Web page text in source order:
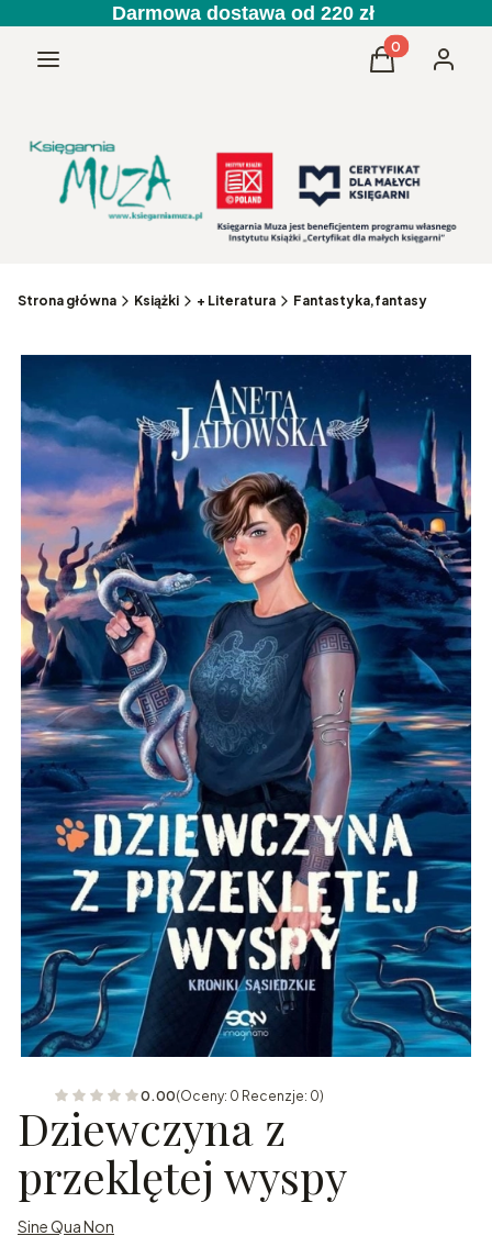
Darmowa dostawa od 220 zł
Menu Produkty w
Koszyk
Strona główna Książki + Literatura Fantastyka,fantasy
0.00(Oceny: 0 Recenzje: 0)
Dziewczyna z
przeklętej wyspy
Sine Qua Non